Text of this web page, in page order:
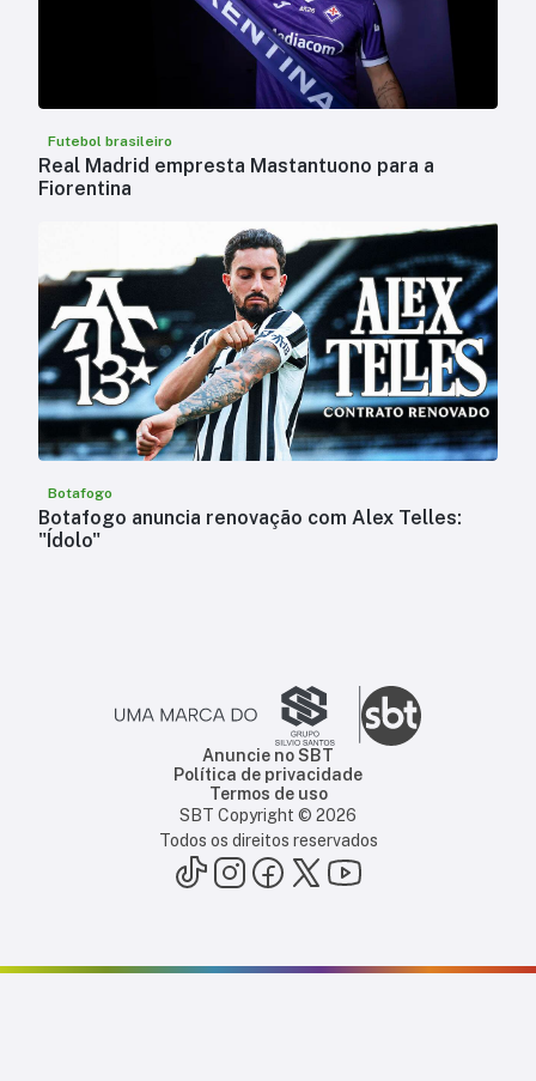
Futebol brasileiro
Real Madrid empresta Mastantuono para a
Fiorentina
Botafogo
Botafogo anuncia renovação com Alex Telles:
"Ídolo"
Anuncie no SBT
Política de privacidade
Termos de uso
SBT Copyright © 2026
Todos os direitos reservados